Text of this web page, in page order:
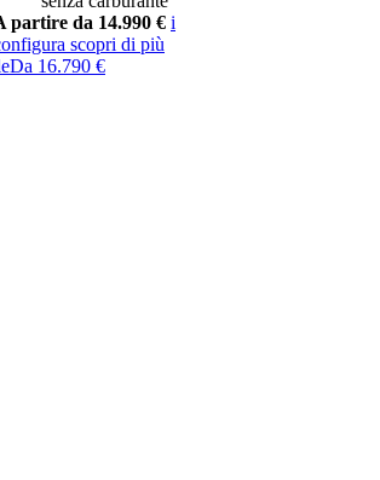
partire da 14.990 € i
scopri di più
Da 16.790 €